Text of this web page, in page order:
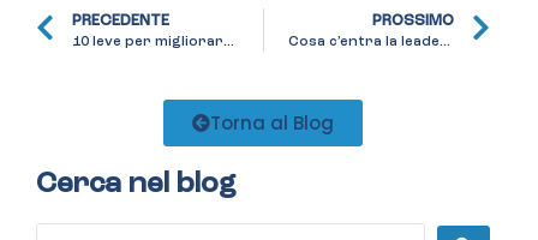
PRECEDENTE
10 leve per migliorare le performance aziendali
PROSSIMO
Cosa c’entra la leadership con la micro e piccola impresa
Torna al Blog
Cerca nel blog